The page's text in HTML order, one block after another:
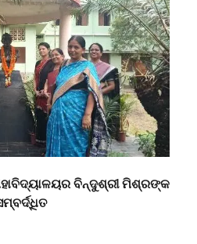
ବିନ୍ଦୁଶ୍ରୀ ମିଶ୍ରଙ୍କ